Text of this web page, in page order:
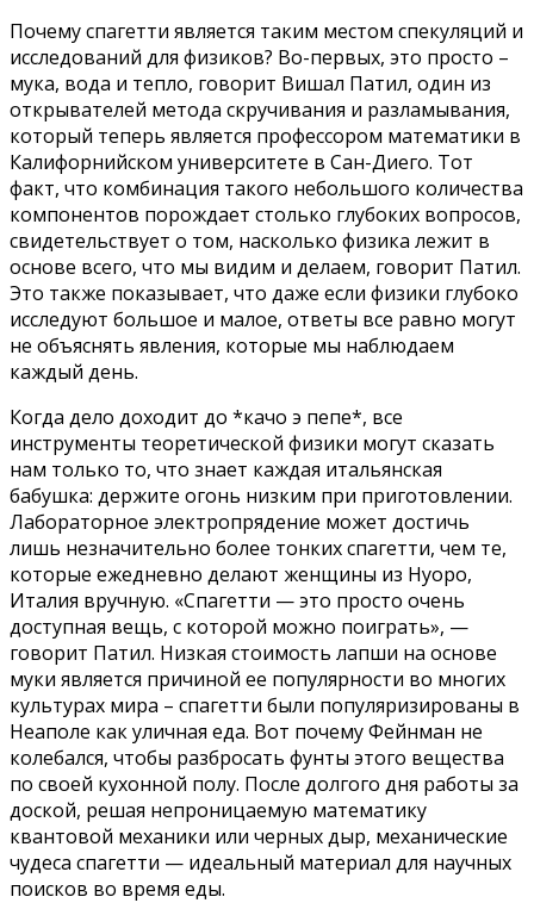
Почему спагетти является таким местом спекуляций и
исследований для физиков? Во-первых, это просто –
мука, вода и тепло, говорит Вишал Патил, один из
открывателей метода скручивания и разламывания,
который теперь является профессором математики в
Калифорнийском университете в Сан-Диего. Тот
факт, что комбинация такого небольшого количества
компонентов порождает столько глубоких вопросов,
свидетельствует о том, насколько физика лежит в
основе всего, что мы видим и делаем, говорит Патил.
Это также показывает, что даже если физики глубоко
исследуют большое и малое, ответы все равно могут
не объяснять явления, которые мы наблюдаем
каждый день.
Когда дело доходит до *качо э пепе*, все
инструменты теоретической физики могут сказать
нам только то, что знает каждая итальянская
бабушка: держите огонь низким при приготовлении.
Лабораторное электропрядение может достичь
лишь незначительно более тонких спагетти, чем те,
которые ежедневно делают женщины из Нуоро,
Италия вручную. «Спагетти — это просто очень
доступная вещь, с которой можно поиграть», —
говорит Патил. Низкая стоимость лапши на основе
муки является причиной ее популярности во многих
культурах мира – спагетти были популяризированы в
Неаполе как уличная еда. Вот почему Фейнман не
колебался, чтобы разбросать фунты этого вещества
по своей кухонной полу. После долгого дня работы за
доской, решая непроницаемую математику
квантовой механики или черных дыр, механические
чудеса спагетти — идеальный материал для научных
поисков во время еды.